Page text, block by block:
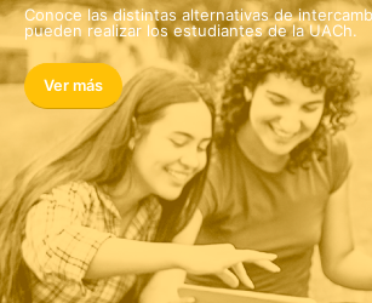
Conoce las distintas alternativas de
pueden realizar los estudiantes de la UACh.
Ver más